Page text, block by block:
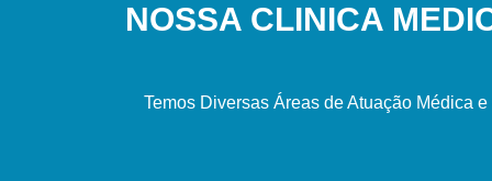
NOSSA CLINICA
Temos Diversas Áreas de Atuação Médica